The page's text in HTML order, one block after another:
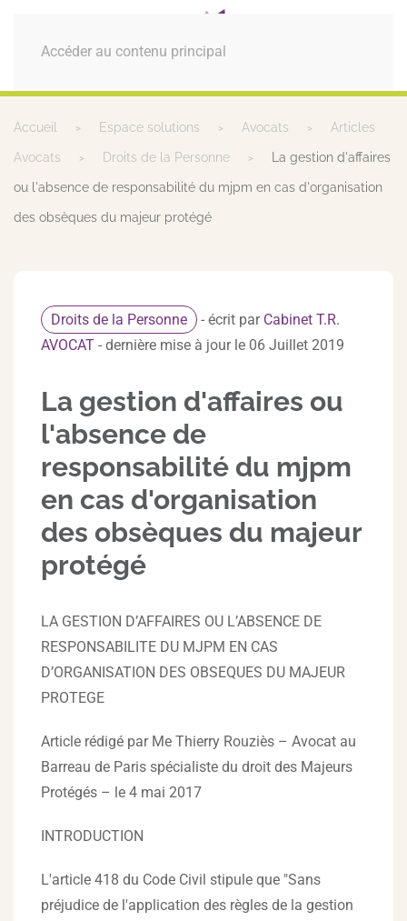
Accéder au contenu principal
MENU
Accueil Espace solutions Avocats Articles
Avocats Droits de la Personne La gestion d'affaires
ou l'absence de responsabilité du mjpm en cas d'organisation
des obsèques du majeur protégé
Droits de la Personne - écrit par Cabinet T.R.
AVOCAT - dernière mise à jour le 06 Juillet 2019
La gestion d'affaires ou
l'absence de
responsabilité du mjpm
en cas d'organisation
des obsèques du majeur
protégé
LA GESTION D’AFFAIRES OU L’ABSENCE DE
RESPONSABILITE DU MJPM EN CAS
D’ORGANISATION DES OBSEQUES DU MAJEUR
PROTEGE
Article rédigé par Me Thierry Rouziès – Avocat au
Barreau de Paris spécialiste du droit des Majeurs
Protégés – le 4 mai 2017
INTRODUCTION
L'article 418 du Code Civil stipule que "Sans
préjudice de l'application des règles de la gestion